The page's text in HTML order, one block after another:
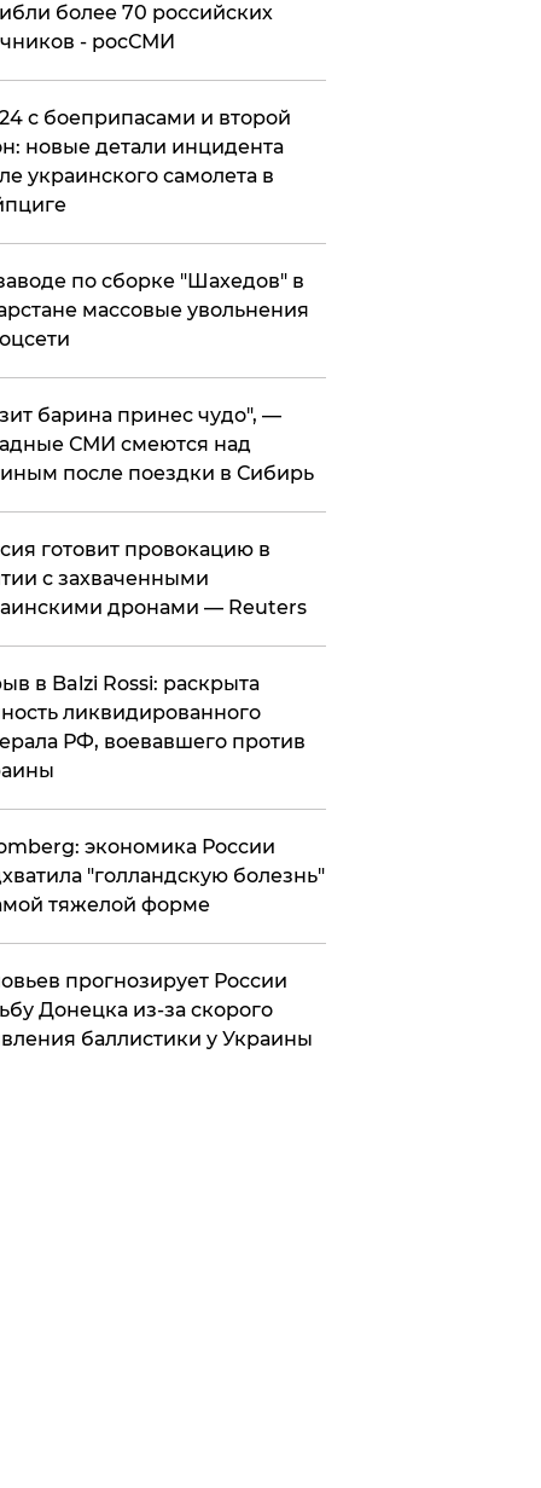
более 70 российских
- росСМИ
с боеприпасами и второй
новые детали инцидента
украинского самолета в
по сборке "Шахедов" в
массовые увольнения
барина принес чудо", —
СМИ смеются над
после поездки в Сибирь
готовит провокацию в
с захваченными
дронами — Reuters
в Balzi Rossi: раскрыта
ликвидированного
РФ, воевавшего против
экономика России
"голландскую болезнь"
тяжелой форме
прогнозирует России
Донецка из-за скорого
баллистики у Украины